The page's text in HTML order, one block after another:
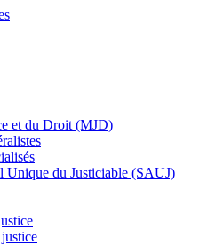
et du Droit (MJD)
Unique du Justiciable (SAUJ)